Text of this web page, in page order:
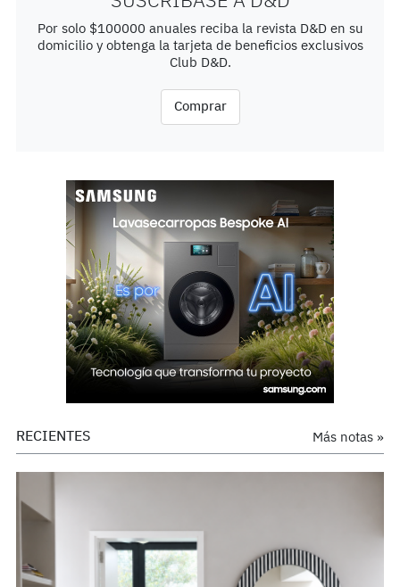
Por solo $100000 anuales reciba la revista D&D en su
domicilio y obtenga la tarjeta de beneficios exclusivos
Club D&D.
Comprar
Más notas »
RECIENTES